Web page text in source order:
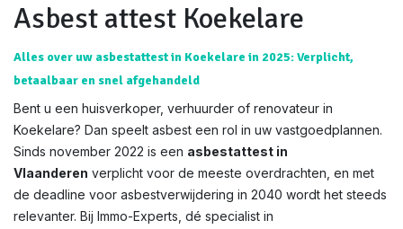
Asbest attest Koekelare
Alles over uw asbestattest in Koekelare in 2025: Verplicht,
betaalbaar en snel afgehandeld
Bent u een huisverkoper, verhuurder of renovateur in
Koekelare? Dan speelt asbest een rol in uw vastgoedplannen.
Sinds november 2022 is een asbestattest in
Vlaanderen verplicht voor de meeste overdrachten, en met
de deadline voor asbestverwijdering in 2040 wordt het steeds
relevanter. Bij Immo-Experts, dé specialist in